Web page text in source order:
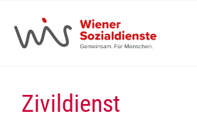
springen
Zivildienst